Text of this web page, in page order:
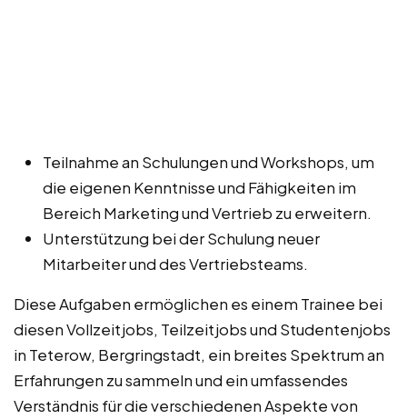
Teilnahme an Schulungen und Workshops, um
die eigenen Kenntnisse und Fähigkeiten im
Bereich Marketing und Vertrieb zu erweitern.
Unterstützung bei der Schulung neuer
Mitarbeiter und des Vertriebsteams.
Diese Aufgaben ermöglichen es einem Trainee bei
diesen Vollzeitjobs, Teilzeitjobs und Studentenjobs
in Teterow, Bergringstadt, ein breites Spektrum an
Erfahrungen zu sammeln und ein umfassendes
Verständnis für die verschiedenen Aspekte von